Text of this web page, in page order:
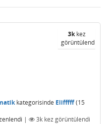
3kkez
görüntülendi
kategorisinde Elifffff(15
| 3k kez görüntülendi